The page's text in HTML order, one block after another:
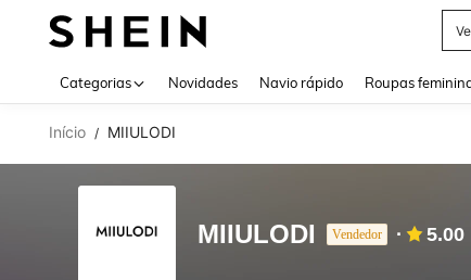
Categorias Novidades Navio rápido Roupas
Início / MIIULODI
MIIULODI Vendedor 5.00